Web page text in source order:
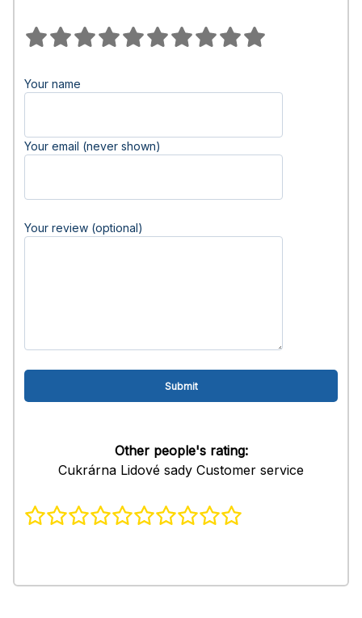
Your name
Your email (never shown)
Your review (optional)
Other people's rating:
Cukrárna Lidové sady Customer service